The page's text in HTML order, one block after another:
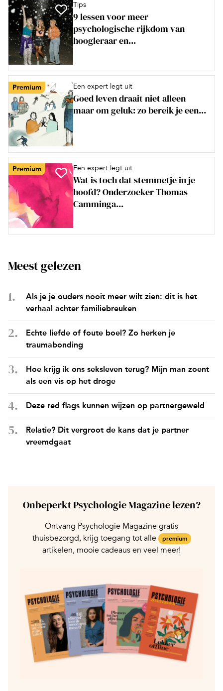
Tips
9 lessen voor meer
psychologische rijkdom van
hoogleraar en...
Premium Een expert legt uit
Goed leven draait niet alleen
maar om geluk: zo bereik je een...
Premium Een expert legt uit
Wat is toch dat stemmetje in je
hoofd? Onderzoeker Thomas
Camminga...
Meest gelezen
Als je je ouders nooit meer wilt zien: dit is het
verhaal achter familiebreuken
Echte liefde of foute boel? Zo herken je
traumabonding
Hoe krijg ik ons seksleven terug? Mijn man zoent
als een vis op het droge
Deze red flags kunnen wijzen op partnergeweld
Relatie? Dit vergroot de kans dat je partner
vreemdgaat
Onbeperkt Psychologie Magazine lezen?
Ontvang Psychologie Magazine gratis
thuisbezorgd, krijg toegang tot alle
premium
artikelen, mooie cadeaus en veel meer!